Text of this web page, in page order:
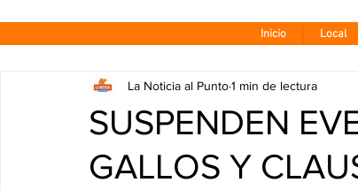
Inicio Local
SUSPENDEN
GALLOS Y
La Noticia al Punto1 min de lectura